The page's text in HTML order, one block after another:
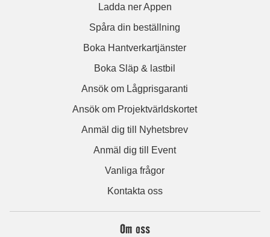
Ladda ner Appen
Spåra din beställning
Boka Hantverkartjänster
Boka Släp & lastbil
Ansök om Lågprisgaranti
Ansök om Projektvärldskortet
Anmäl dig till Nyhetsbrev
Anmäl dig till Event
Vanliga frågor
Kontakta oss
Om oss